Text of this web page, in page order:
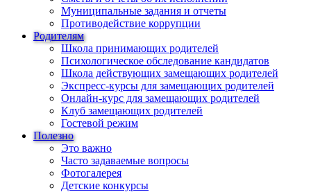
Муниципальные задания и отчеты
Противодействие коррупции
Родителям
Школа принимающих родителей
Психологическое обследование кандидатов
Школа действующих замещающих родителей
Экспресс-курсы для замещающих родителей
Онлайн-курс для замещающих родителей
Клуб замещающих родителей
Гостевой режим
Полезно
Это важно
Часто задаваемые вопросы
Фотогалерея
Детские конкурсы